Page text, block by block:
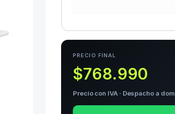
PRECIO FINAL
$768.990
Precio con IVA · Despacho a